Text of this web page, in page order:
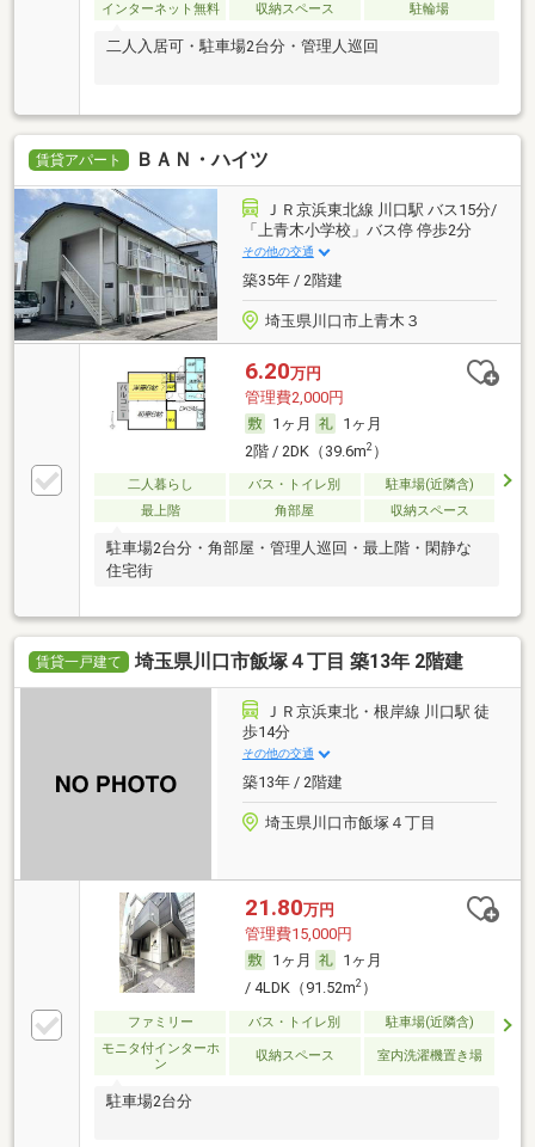
インターネット無料
収納スペース 駐輪場
二人入居可・駐車場2台分・管理人巡回
賃貸アパート ＢＡＮ・ハイツ
ＪＲ京浜東北線 川口駅 バス15分/
「上青木小学校」バス停 停歩2分
その他の交通
築35年 / 2階建
埼玉県川口市上青木３
6.20万円
管理費2,000円
1ヶ月
1ヶ月
2階 / 2DK（39.6m2）
二人暮らし バス・トイレ別
駐車場(近隣含)
最上階
角部屋 収納スペース
駐車場2台分・角部屋・管理人巡回・最上階・閑静な
住宅街
賃貸一戸建て 埼玉県川口市飯塚４丁目 築13年 2階建
ＪＲ京浜東北・根岸線 川口駅 徒
歩14分
その他の交通
築13年 / 2階建
埼玉県川口市飯塚４丁目
21.80万円
管理費15,000円
1ヶ月
1ヶ月
/ 4LDK（91.52m2）
ファミリー バス・トイレ別
駐車場(近隣含)
モニタ付インターホ
ン
収納スペース 室内洗濯機置き場
駐車場2台分